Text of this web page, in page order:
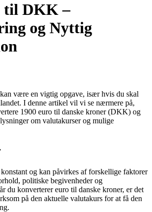
til DKK –
og Nyttig
være en vigtig opgave, især hvis du skal
I denne artikel vil vi se nærmere på,
1900 euro til danske kroner (DKK) og
om valutakurser og mulige
og kan påvirkes af forskellige faktorer
politiske begivenheder og
du konverterer euro til danske kroner, er det
på den aktuelle valutakurs for at få den